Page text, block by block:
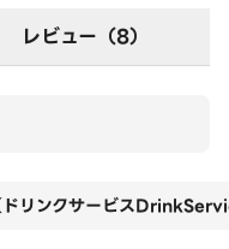
レビュー（8）
リンクサービス